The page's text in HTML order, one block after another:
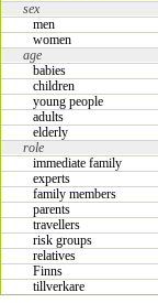
sex
men
women
age
babies
children
young people
adults
elderly
role
immediate family
experts
family members
parents
travellers
risk groups
relatives
Finns
tillverkare